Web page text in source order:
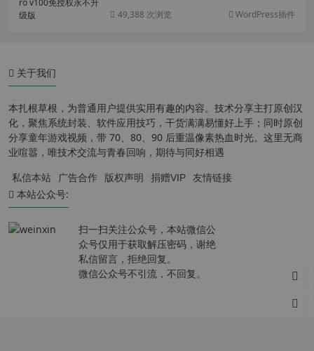
49,388 次浏览 WordPress插件
关于我们
本扎根草根，为普通用户提供实用有趣的内容。技术分享主打原创汉
化，聚焦系统封装、软件应用技巧，干货满满易懂好上手；同时原创
分享童年游戏视频，带 70、80、90 后重温像素热血时光。这里无商
业喧嚣，唯技术交流与青春回响，期待与同好相遇
私信本站 广告合作 版权声明 捐赠VIP 友情链接
本站公众号:
扫一扫关注公众号，本站微信公
众号仅用于获取解压密码，谢绝
私信留言，拒绝回复。
微信公众号不引流，不回复。